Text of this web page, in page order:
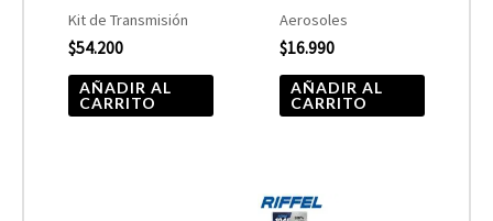
Kit de Transmisión
$54.200
AÑADIR AL
CARRITO
Aerosoles
$16.990
AÑADIR AL
CARRITO